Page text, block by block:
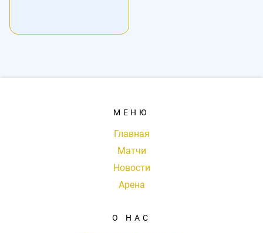
МЕНЮ
Главная
Матчи
Новости
Арена
О НАС